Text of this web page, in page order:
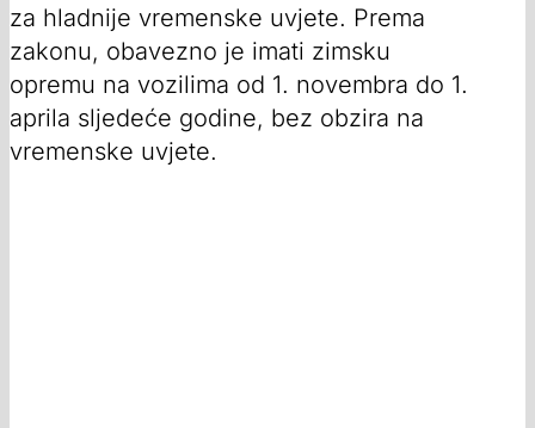
za hladnije vremenske uvjete. Prema
zakonu, obavezno je imati zimsku
opremu na vozilima od 1. novembra do 1.
aprila sljedeće godine, bez obzira na
vremenske uvjete.